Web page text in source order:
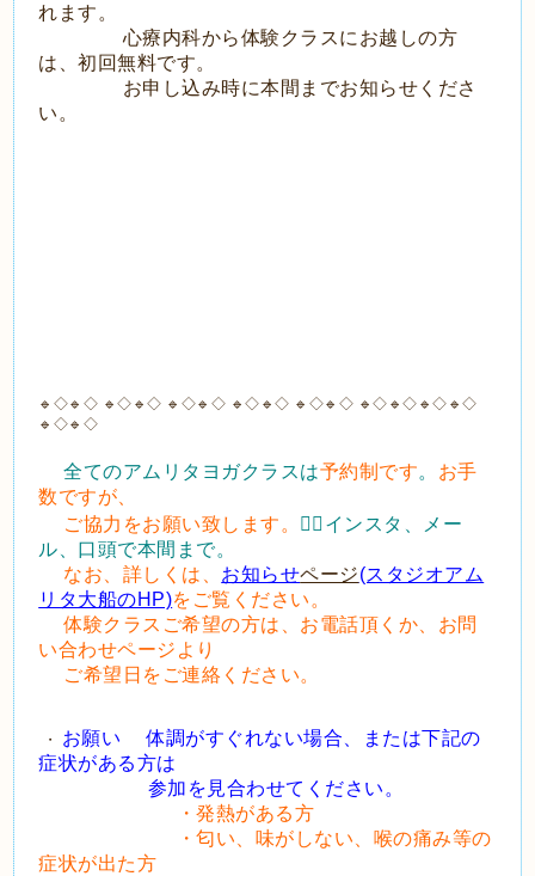
れます。
心療内科から体験クラスにお越しの方
は、初回無料です。
お申し込み時に本間までお知らせくださ
い。
🔹◇🔹◇ 🔹◇🔹◇ 🔹◇🔹◇ 🔹◇🔹◇ 🔹◇🔹◇ 🔹◇🔹◇🔹◇🔹◇
🔹◇🔹◇
全てのアムリタヨガクラスは予約制です。 お手
数ですが、
ご協力をお願い致します。
🙇‍♀️インスタ、メー
ル、口頭で本間まで。
なお、詳しくは、 お知らせページ(スタジオアム
リタ大船のHP)をご覧ください。
体験クラスご希望の方は、お電話頂くか、お問
い合わせページより
ご希望日をご連絡ください。
・ お願い 体調がすぐれない場合、または下記の
症状がある方は
参加を見合わせてください。
・発熱がある方
・匂い、味がしない、喉の痛み等の
症状が出た方